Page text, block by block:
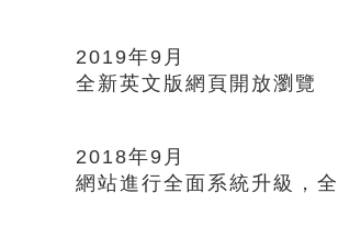
2019年9月
全新英文版網頁開放瀏覽
2018年9月
網站進行全面系統升級，